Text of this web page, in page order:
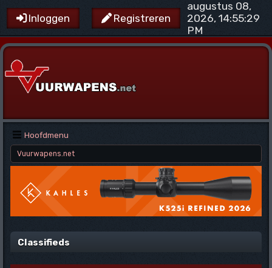
Inloggen Registreren
augustus 08,
2026, 14:55:29
PM
Hoofdmenu
Vuurwapens.net
Classifieds